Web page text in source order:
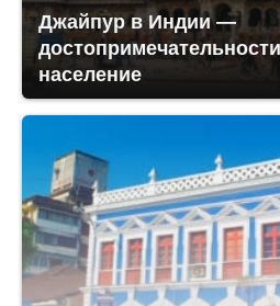
Джайпур в Индии —
население